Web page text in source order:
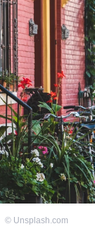
© Unsplash.com